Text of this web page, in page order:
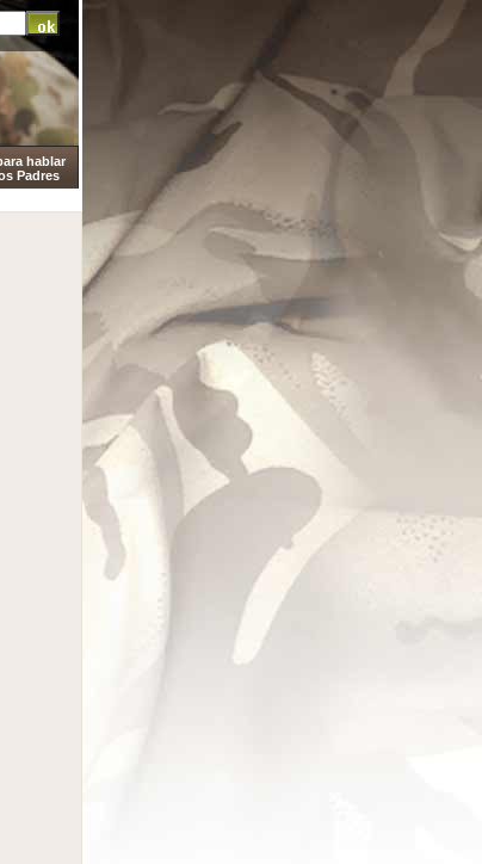
hablar
Padres